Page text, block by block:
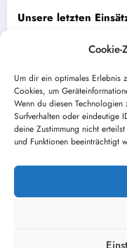
Cookie-
Um dir ein optimales Erlebnis
Cookies, um
Wenn du diesen
Surfverhalten oder eindeutige
deine Zustimmung nicht
und Funktionen beeinträchtigt
Unsere letzten
THL eCall ohne
Brand PKW
ABC auslaufender
Brand Bus/LKW auf
Absperrung